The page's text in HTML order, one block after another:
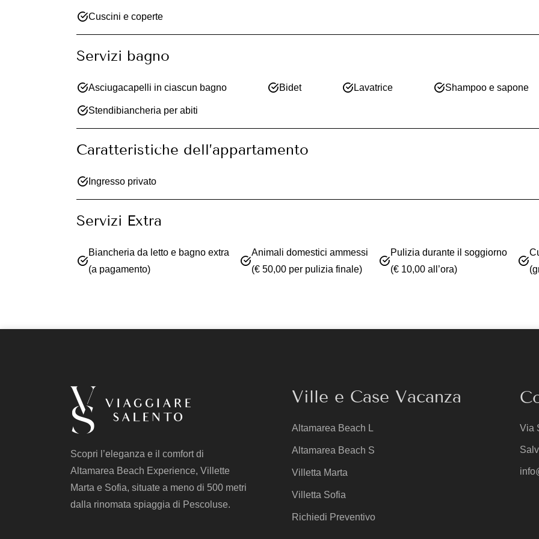
Cuscini e coperte
Servizi bagno
Asciugacapelli in ciascun bagno Bidet Lavatrice Shampoo e sapone
Stendibiancheria per abiti
Caratteristiche dell’appartamento
Ingresso privato
Servizi Extra
Biancheria da letto e bagno extra
(a pagamento)
Animali domestici ammessi
(€ 50,00 per pulizia finale)
Pulizia durante il soggiorno
(€ 10,00 all’ora)
Scopri l’eleganza e il comfort di
Altamarea Beach Experience, Villette
Marta e Sofia, situate a meno di 500 metri
dalla rinomata spiaggia di Pescoluse.
Ville e Case Vacanza
Altamarea Beach L
Altamarea Beach S
Villetta Marta
Villetta Sofia
Richiedi Preventivo
Via